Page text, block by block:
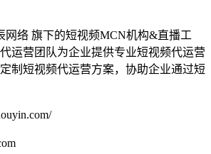
网络 旗下的短视频MCN机构&直播工
运营团队为企业提供专业短视频代运营
制短视频代运营方案，协助企业通过短